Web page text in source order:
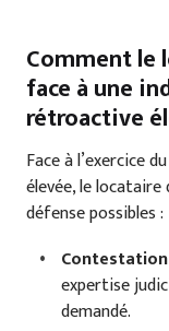
Comment le
face à une
rétroactive
Face à l’exercice
élevée, le locataire
défense possibles :
expertise
demandé.